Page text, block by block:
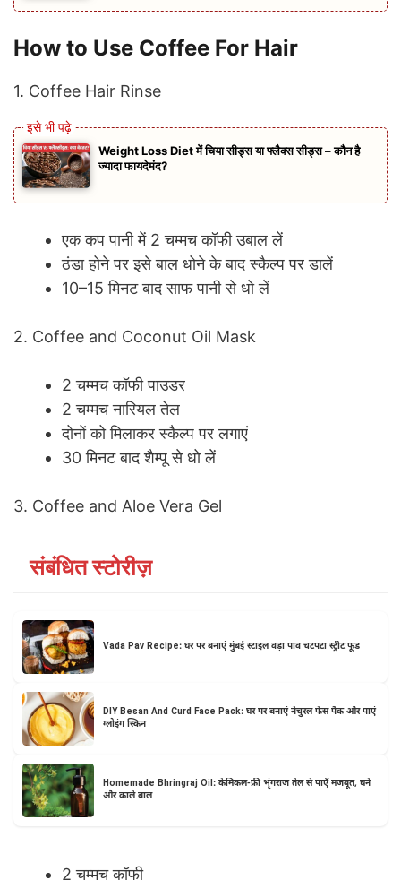
How to Use Coffee For Hair
1. Coffee Hair Rinse
Weight Loss Diet में चिया सीड्स या फ्लैक्स सीड्स – कौन है
ज्यादा फायदेमंद?
एक कप पानी में 2 चम्मच कॉफी उबाल लें
ठंडा होने पर इसे बाल धोने के बाद स्कैल्प पर डालें
10–15 मिनट बाद साफ पानी से धो लें
2. Coffee and Coconut Oil Mask
2 चम्मच कॉफी पाउडर
2 चम्मच नारियल तेल
दोनों को मिलाकर स्कैल्प पर लगाएं
30 मिनट बाद शैम्पू से धो लें
3. Coffee and Aloe Vera Gel
संबंधित स्टोरीज़
Vada Pav Recipe: घर पर बनाएं मुंबई स्टाइल वड़ा पाव चटपटा स्ट्रीट फूड
DIY Besan And Curd Face Pack: घर पर बनाएं नेचुरल फेस पैक और पाएं
ग्लोइंग स्किन
Homemade Bhringraj Oil: केमिकल-फ्री भृंगराज तेल से पाएँ मजबूत, घने
और काले बाल
2 चम्मच कॉफी